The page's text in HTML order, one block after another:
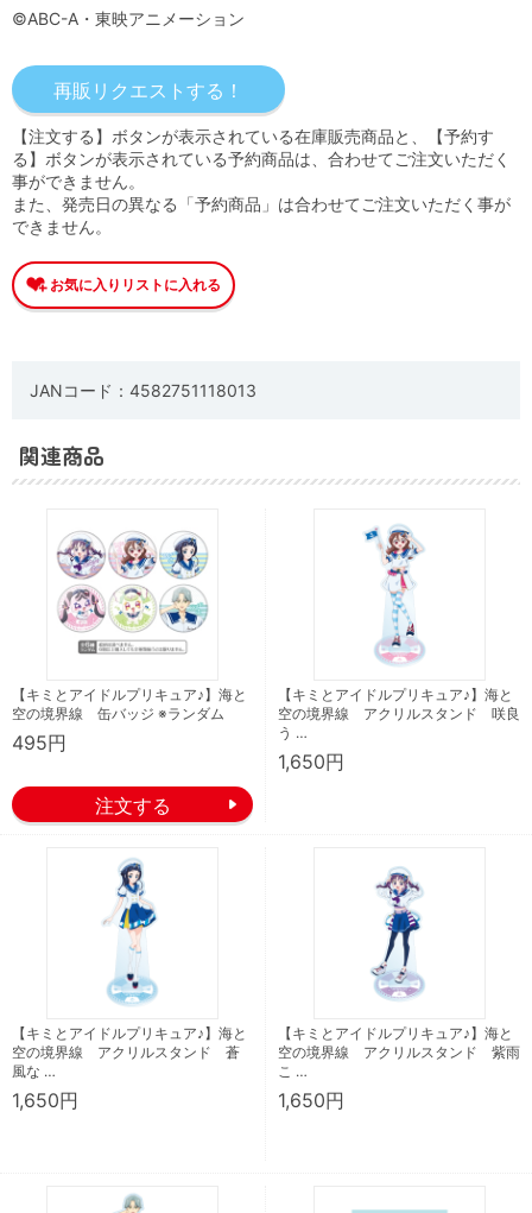
©ABC-A・東映アニメーション
【注文する】ボタンが表示されている在庫販売商品と、【予約す
る】ボタンが表示されている予約商品は、合わせてご注文いただく
事ができません。
また、発売日の異なる「予約商品」は合わせてご注文いただく事が
できません。
JANコード：4582751118013
関連商品
【キミとアイドルプリキュア♪】海と
空の境界線 缶バッジ ※ランダム
495円
【キミとアイドルプリキュア♪】海と
空の境界線 アクリルスタンド 咲良
う …
1,650円
【キミとアイドルプリキュア♪】海と
空の境界線 アクリルスタンド 蒼
風な …
1,650円
【キミとアイドルプリキュア♪】海と
空の境界線 アクリルスタンド 紫雨
こ …
1,650円